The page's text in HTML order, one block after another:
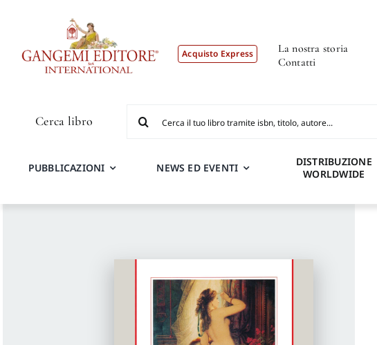
Acquisto Express
La nostra storia
Contatti
Cerca libro
per:
PUBBLICAZIONI NEWS ED EVENTI
DISTRIBUZIONE
WORLDWIDE